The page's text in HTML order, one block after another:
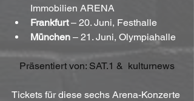
Immobilien ARENA
Frankfurt – 20. Juni, Festhalle
München – 21. Juni, Olympiahalle
Präsentiert von: SAT.1 & kulturnews
Tickets für diese sechs Arena-Konzerte